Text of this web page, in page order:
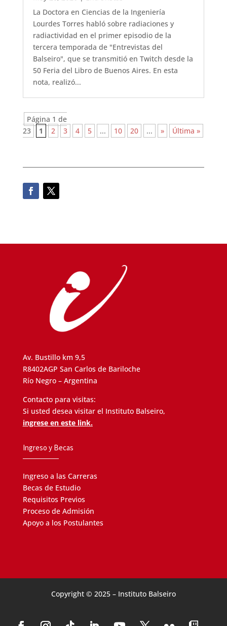
La Doctora en Ciencias de la Ingeniería
Lourdes Torres habló sobre radiaciones y
radiactividad en el primer episodio de la
tercera temporada de "Entrevistas del
Balseiro", que se transmitió en Twitch desde la
50 Feria del Libro de Buenos Aires. En esta
nota, realizó...
Página 1 de
23
1 2 3 4 5 ... 10 20 ... » Última »
Av. Bustillo km 9,5
R8402AGP San Carlos de Bariloche
Río Negro – Argentina
Contacto para visitas:
Si usted desea visitar el Instituto Balseiro,
ingrese en este link.
Ingreso y Becas
Ingreso a las Carreras
Becas de Estudio
Requisitos Previos
Proceso de Admisión
Apoyo a los Postulantes
Copyright © 2025 – Instituto Balseiro